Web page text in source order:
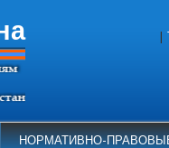
НОРМАТИВНО-